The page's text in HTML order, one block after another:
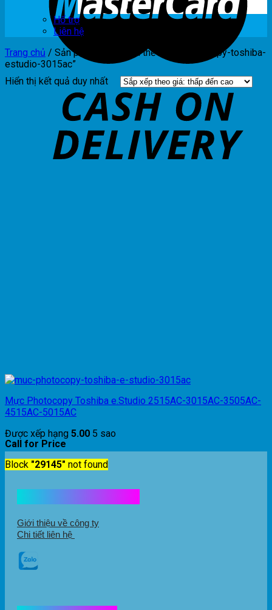
Hổ trợ
Liên hệ
Trang chủ / Sản phẩm được gắn thẻ “muc-photocopy-toshiba-
estudio-3015ac”
Hiển thị kết quả duy nhất
Mực Photocopy Toshiba e.Studio 2515AC-3015AC-3505AC-
4515AC-5015AC
Được xếp hạng 5.00 5 sao
Call for Price
Block "29145" not found
Giới thiệu về công ty
Chi tiết liên hệ